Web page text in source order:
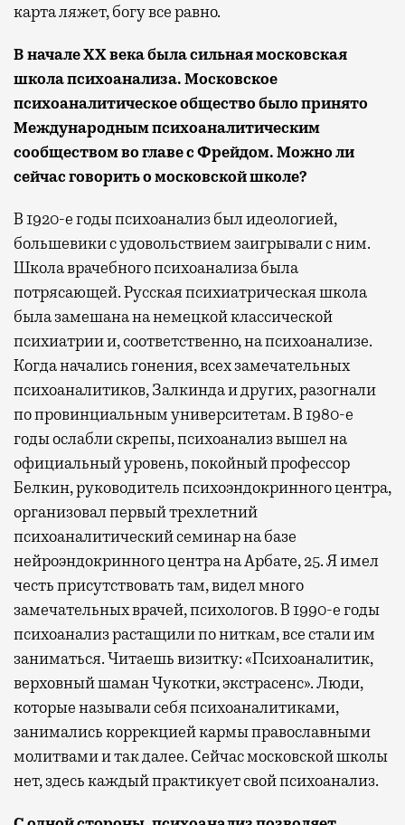
карта ляжет, богу все равно.
В началеXXвека была сильная московская
школа психоанализа. Московское
психоаналитическое общество было принято
Международным психоаналитическим
сообществом во главе с Фрейдом. Можно ли
сейчас говорить о московской школе?
В 1920-е годы психоанализ был идеологией,
большевики с удовольствием заигрывали с ним.
Школа врачебного психоанализа была
потрясающей. Русская психиатрическая школа
была замешана на немецкой классической
психиатрии и, соответственно, на психоанализе.
Когда начались гонения, всех замечательных
психоаналитиков, Залкинда и других, разогнали
по провинциальным университетам. В 1980-е
годы ослабли скрепы, психоанализ вышел на
официальный уровень, покойный профессор
Белкин, руководитель психоэндокринного центра,
организовал первый трехлетний
психоаналитический семинар на базе
нейроэндокринного центра на Арбате, 25. Я имел
честь присутствовать там, видел много
замечательных врачей, психологов. В 1990-е годы
психоанализ растащили по ниткам, все стали им
заниматься. Читаешь визитку: «Психоаналитик,
верховный шаман Чукотки, экстрасенс». Люди,
которые называли себя психоаналитиками,
занимались коррекцией кармы православными
молитвами и так далее. Сейчас московской школы
нет, здесь каждый практикует свой психоанализ.